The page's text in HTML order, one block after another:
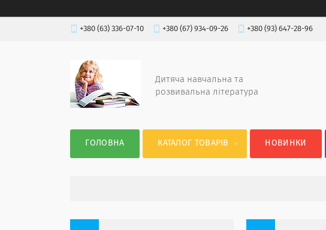
+380 (63) 336-07-10 +380 (67) 934-09-26 +380 (93) 647-28-96
Дитяча навчальна та
розвивальна література
ГОЛОВНА КАТАЛОГ ТОВАРІВ НОВИНКИ